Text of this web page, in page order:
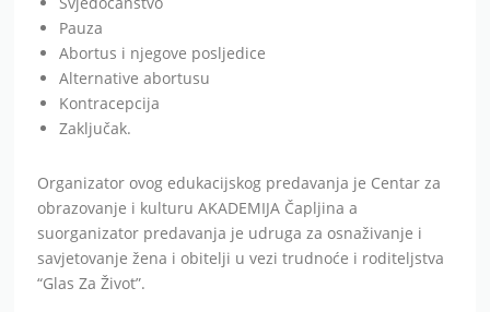
Pauza
Abortus i njegove posljedice
Alternative abortusu
Kontracepcija
Zaključak.
Organizator ovog edukacijskog predavanja je Centar za
obrazovanje i kulturu AKADEMIJA Čapljina a
suorganizator predavanja je udruga za osnaživanje i
savjetovanje žena i obitelji u vezi trudnoće i roditeljstva
“Glas Za Život”.